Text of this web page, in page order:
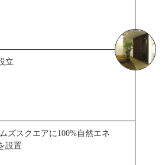
立
ズスクエアに100%自然エネ
設置